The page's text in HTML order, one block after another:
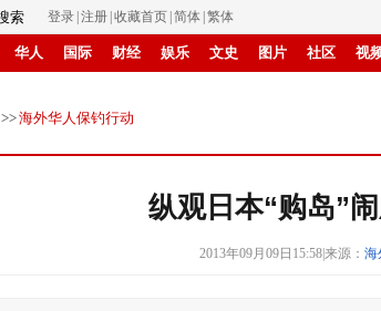
登录 注册 收藏首页 简体 繁体
华人 国际 财经 娱乐 文史 图片 社区 视
>>海外华人保钓行动
纵观日本“购岛”
2013年09月09日15:58|来源： 海